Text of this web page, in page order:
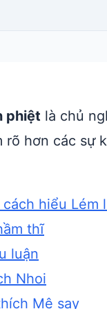
phiệt là chủ
rõ hơn các sự
hiểu Lém
thĩ
luận
Nhoi
Mê say